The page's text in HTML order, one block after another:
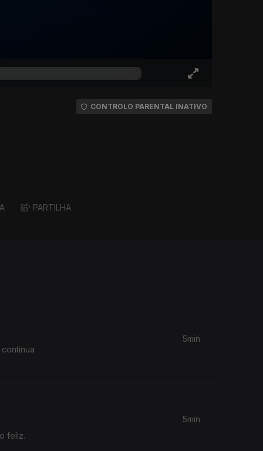
CONTROLO PARENTAL INATIVO
PARTILHA
5min
feliz.
5min